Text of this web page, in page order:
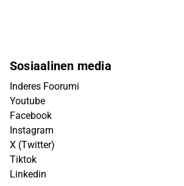
Sosiaalinen media
Inderes Foorumi
Youtube
Facebook
Instagram
X (Twitter)
Tiktok
Linkedin